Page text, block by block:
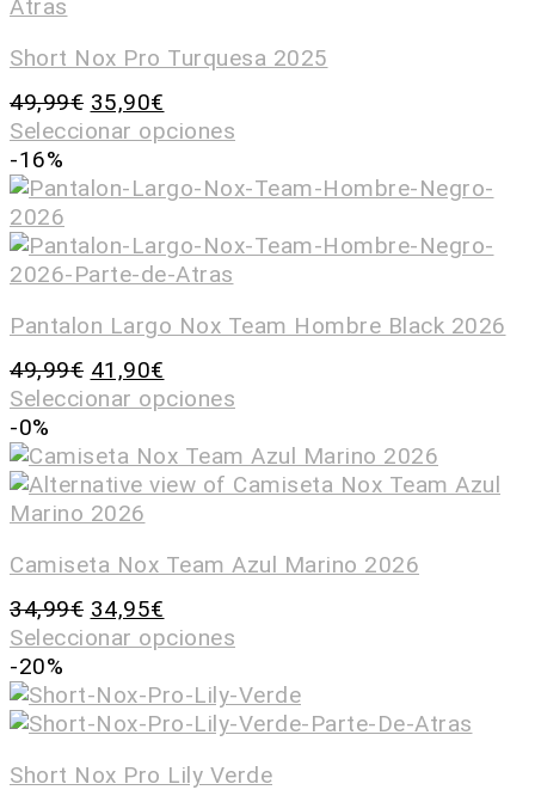
Short Nox Pro Turquesa 2025
49,99€ 35,90€
Seleccionar opciones
-16%
Pantalon Largo Nox Team Hombre Black 2026
49,99€ 41,90€
Seleccionar opciones
-0%
Camiseta Nox Team Azul Marino 2026
34,99€ 34,95€
Seleccionar opciones
-20%
Short Nox Pro Lily Verde